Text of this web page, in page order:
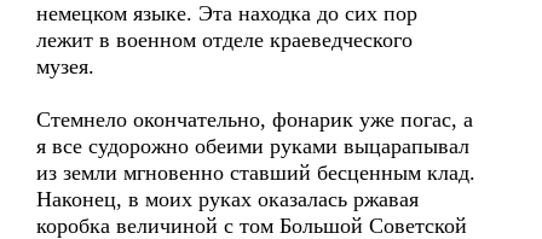
немецком языке. Эта находка до сих пор
лежит в военном отделе краеведческого
музея.
Стемнело окончательно, фонарик уже погас, а
я все судорожно обеими руками выцарапывал
из земли мгновенно ставший бесценным клад.
Наконец, в моих руках оказалась ржавая
коробка величиной с том Большой Советской